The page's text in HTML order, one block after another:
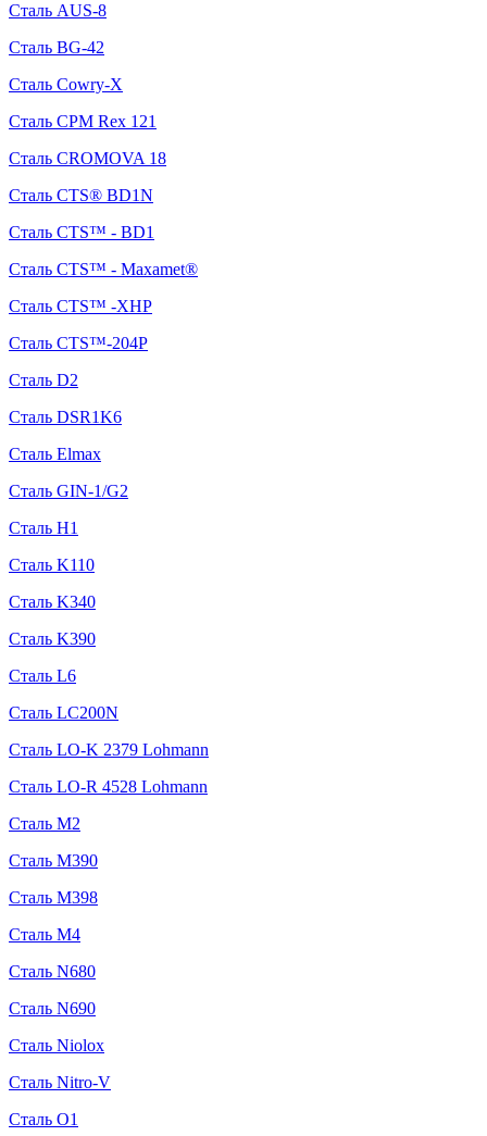
Сталь AUS-8
Сталь BG-42
Сталь Cowry-X
Сталь CPM Rex 121
Сталь CROMOVA 18
Сталь CTS® BD1N
Сталь CTS™ - BD1
Сталь CTS™ - Maxamet®
Сталь CTS™ -XHP
Сталь CTS™-204P
Сталь D2
Сталь DSR1K6
Сталь Elmax
Сталь GIN-1/G2
Сталь H1
Сталь K110
Сталь K340
Сталь K390
Сталь L6
Сталь LC200N
Сталь LO-K 2379 Lohmann
Сталь LO-R 4528 Lohmann
Сталь M2
Сталь M390
Сталь M398
Сталь M4
Сталь N680
Сталь N690
Сталь Niolox
Сталь Nitro-V
Сталь O1